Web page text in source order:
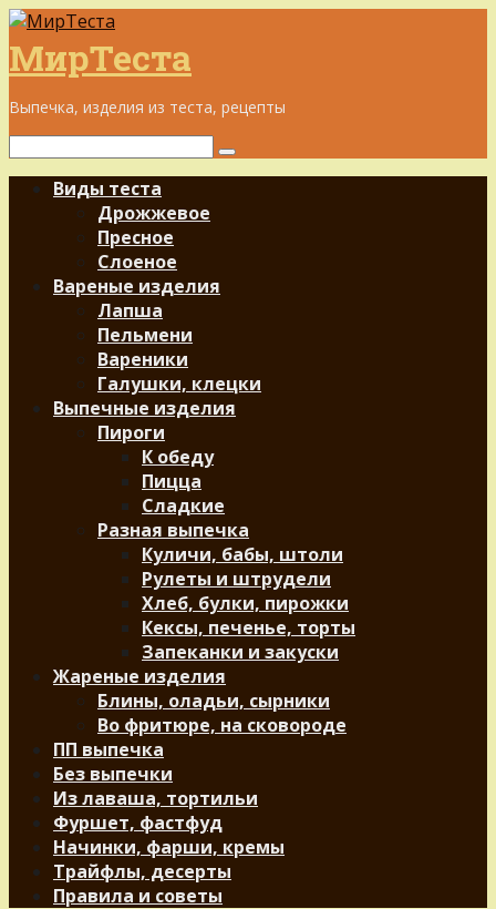
Перейти
к
контенту
МирТеста
Выпечка, изделия из теста, рецепты
Поиск:
Виды теста
Дрожжевое
Пресное
Слоеное
Вареные изделия
Лапша
Пельмени
Вареники
Галушки, клецки
Выпечные изделия
Пироги
К обеду
Пицца
Сладкие
Разная выпечка
Куличи, бабы, штоли
Рулеты и штрудели
Хлеб, булки, пирожки
Кексы, печенье, торты
Запеканки и закуски
Жареные изделия
Блины, оладьи, сырники
Во фритюре, на сковороде
ПП выпечка
Без выпечки
Из лаваша, тортильи
Фуршет, фастфуд
Начинки, фарши, кремы
Трайфлы, десерты
Правила и советы